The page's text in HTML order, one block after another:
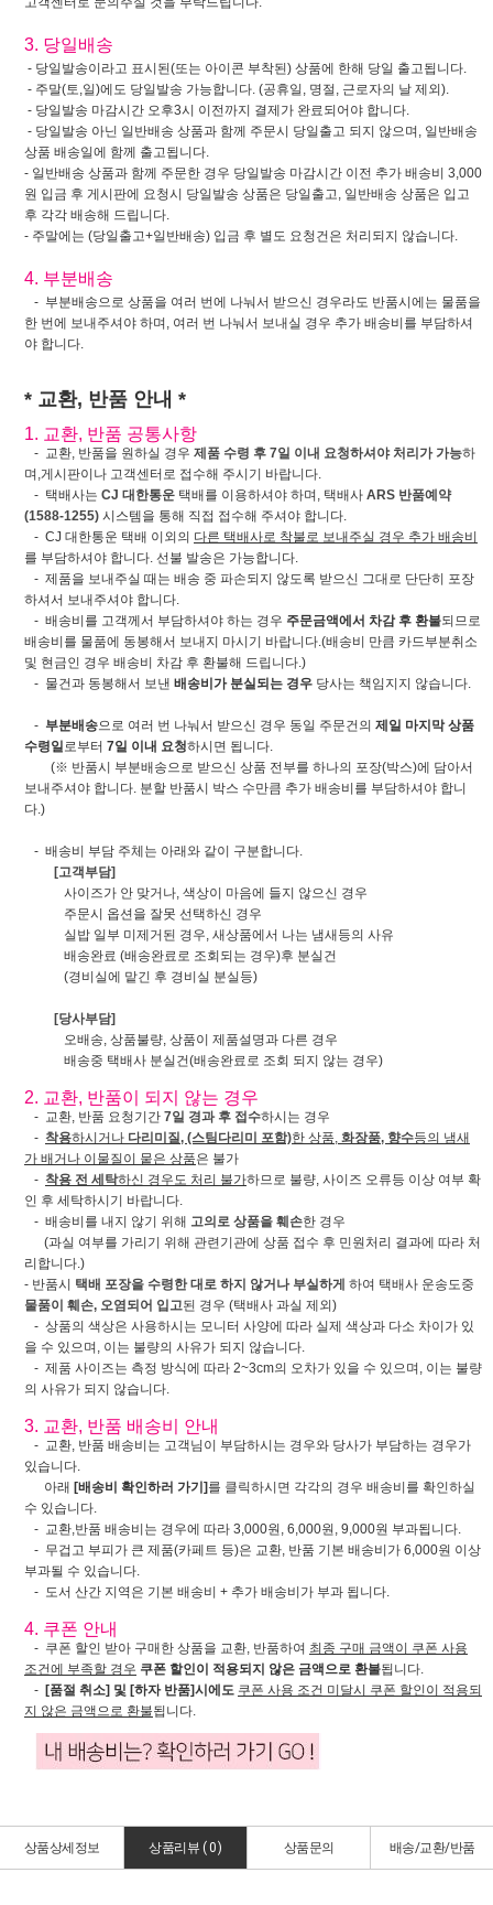
3. 당일배송
- 당일발송이라고 표시된(또는 아이콘 부착된) 상품에 한해 당일 출고됩니다.
- 주말(토,일)에도 당일발송 가능합니다. (공휴일, 명절, 근로자의 날 제외).
- 당일발송 마감시간 오후3시 이전까지 결제가 완료되어야 합니다.
- 당일발송 아닌 일반배송 상품과 함께 주문시 당일출고 되지 않으며, 일반배송
상품 배송일에 함께 출고됩니다.
- 일반배송 상품과 함께 주문한 경우 당일발송 마감시간 이전 추가 배송비 3,000
원 입금 후 게시판에 요청시 당일발송 상품은 당일출고, 일반배송 상품은 입고
후 각각 배송해 드립니다.
- 주말에는 (당일출고+일반배송) 입금 후 별도 요청건은 처리되지 않습니다.
4. 부분배송
- 부분배송으로 상품을 여러 번에 나눠서 받으신 경우라도 반품시에는 물품을
한 번에 보내주셔야 하며, 여러 번 나눠서 보내실 경우 추가 배송비를 부담하셔
야 합니다.
* 교환, 반품 안내 *
1. 교환, 반품 공통사항
- 교환, 반품을 원하실 경우 제품 수령 후 7일 이내 요청하셔야 처리가 가능하
며,게시판이나 고객센터로 접수해 주시기 바랍니다.
- 택배사는 CJ 대한통운 택배를 이용하셔야 하며, 택배사 ARS 반품예약
(1588-1255) 시스템을 통해 직접 접수해 주셔야 합니다.
- CJ 대한통운 택배 이외의 다른 택배사로 착불로 보내주실 경우 추가 배송비
를 부담하셔야 합니다. 선불 발송은 가능합니다.
- 제품을 보내주실 때는 배송 중 파손되지 않도록 받으신 그대로 단단히 포장
하셔서 보내주셔야 합니다.
- 배송비를 고객께서 부담하셔야 하는 경우 주문금액에서 차감 후 환불되므로
배송비를 물품에 동봉해서 보내지 마시기 바랍니다.(배송비 만큼 카드부분취소
및 현금인 경우 배송비 차감 후 환불해 드립니다.)
- 물건과 동봉해서 보낸 배송비가 분실되는 경우 당사는 책임지지 않습니다.
- 부분배송으로 여러 번 나눠서 받으신 경우 동일 주문건의 제일 마지막 상품
수령일 로부터 7일 이내 요청하시면 됩니다.
(※ 반품시 부분배송으로 받으신 상품 전부를 하나의 포장(박스)에 담아서
보내주셔야 합니다. 분할 반품시 박스 수만큼 추가 배송비를 부담하셔야 합니
다.)
- 배송비 부담 주체는 아래와 같이 구분합니다.
[고객부담]
사이즈가 안 맞거나, 색상이 마음에 들지 않으신 경우
주문시 옵션을 잘못 선택하신 경우
실밥 일부 미제거된 경우, 새상품에서 나는 냄새등의 사유
배송완료 (배송완료로 조회되는 경우)후 분실건
(경비실에 맡긴 후 경비실 분실등)
[당사부담]
오배송, 상품불량, 상품이 제품설명과 다른 경우
배송중 택배사 분실건(배송완료로 조회 되지 않는 경우)
2. 교환, 반품이 되지 않는 경우
- 교환, 반품 요청기간 7일 경과 후 접수하시는 경우
- 착용하시거나 다리미질, (스팀다리미 포함)한 상품, 화장품, 향수등의 냄새
가 배거나 이물질이 뭍은 상품은 불가
- 착용 전 세탁하신 경우도 처리 불가하므로 불량, 사이즈 오류등 이상 여부 확
인 후 세탁하시기 바랍니다.
- 배송비를 내지 않기 위해 고의로 상품을 훼손한 경우
(과실 여부를 가리기 위해 관련기관에 상품 접수 후 민원처리 결과에 따라 처
리합니다.)
- 반품시 택배 포장을 수령한 대로 하지 않거나 부실하게 하여 택배사 운송도중
물품이 훼손, 오염되어 입고된 경우 (택배사 과실 제외)
- 상품의 색상은 사용하시는 모니터 사양에 따라 실제 색상과 다소 차이가 있
을 수 있으며, 이는 불량의 사유가 되지 않습니다.
- 제품 사이즈는 측정 방식에 따라 2~3cm의 오차가 있을 수 있으며, 이는 불량
의 사유가 되지 않습니다.
3. 교환, 반품 배송비 안내
- 교환, 반품 배송비는 고객님이 부담하시는 경우와 당사가 부담하는 경우가
있습니다.
아래 [배송비 확인하러 가기]를 클릭하시면 각각의 경우 배송비를 확인하실
수 있습니다.
- 교환,반품 배송비는 경우에 따라 3,000원, 6,000원, 9,000원 부과됩니다.
- 무겁고 부피가 큰 제품(카페트 등)은 교환, 반품 기본 배송비가 6,000원 이상
부과될 수 있습니다.
- 도서 산간 지역은 기본 배송비 + 추가 배송비가 부과 됩니다.
4. 쿠폰 안내
- 쿠폰 할인 받아 구매한 상품을 교환, 반품하여 최종 구매 금액이 쿠폰 사용
조건에 부족할 경우 쿠폰 할인이 적용되지 않은 금액으로 환불됩니다.
- [품절 취소] 및 [하자 반품]시에도 쿠폰 사용 조건 미달시 쿠폰 할인이 적용되
지 않은 금액으로 환불됩니다.
상품상세정보 상품리뷰 (0) 상품문의 배송/교환/반품